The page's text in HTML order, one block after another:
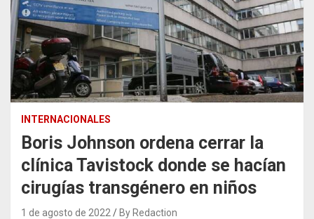
INTERNACIONALES
Boris Johnson ordena cerrar la
clínica Tavistock donde se hacían
cirugías transgénero en niños
1 de agosto de 2022 By Redaction